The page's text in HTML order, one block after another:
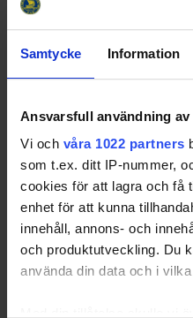
Samtycke Information
Ansvarsfull användning
Vi och våra 1022 partners
som t.ex. ditt IP-nummer,
cookies för att lagra och få
enhet för att kunna
innehåll, annons- och
och produktutveckling. Du
använda din data och i
Anders Larsson: En
en nystart
26-06-27
Det finns inget bättre än att
i Furudal. Den är inne…